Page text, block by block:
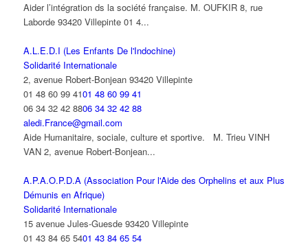
Aider l’intégration ds la société française. M. OUFKIR 8, rue
Laborde 93420 Villepinte 01 4...
A.L.E.D.I (Les Enfants De l'Indochine)
Solidarité Internationale
2, avenue Robert-Bonjean 93420 Villepinte
01 48 60 99 4101 48 60 99 41
06 34 32 42 8806 34 32 42 88
aledi.France@gmail.com
Aide Humanitaire, sociale, culture et sportive. M. Trieu VINH
VAN 2, avenue Robert-Bonjean...
A.P.A.O.P.D.A (Association Pour l'Aide des Orphelins et aux Plus
Démunis en Afrique)
Solidarité Internationale
15 avenue Jules-Guesde 93420 Villepinte
01 43 84 65 5401 43 84 65 54